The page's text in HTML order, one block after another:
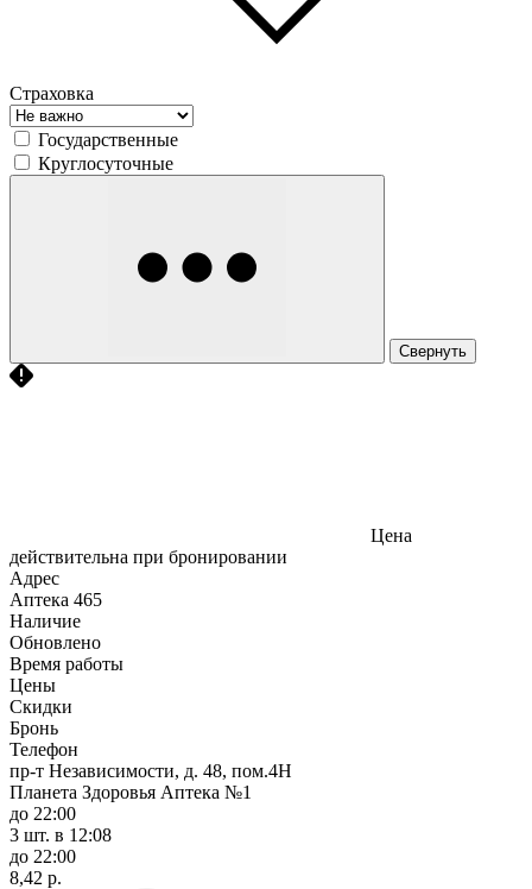
Страховка
Государственные
Круглосуточные
Свернуть
Цена
действительна при бронировании
Адрес
Аптека 465
Наличие
Обновлено
Время работы
Цены
Скидки
Бронь
Телефон
пр-т Независимости, д. 48, пом.4Н
Планета Здоровья Аптека №1
до 22:00
3 шт. в 12:08
до 22:00
8,42 р.